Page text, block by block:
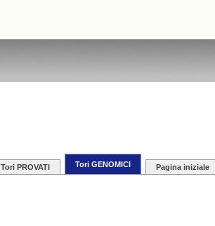
Tori PROVATI Tori GENOMICI Pagina iniziale